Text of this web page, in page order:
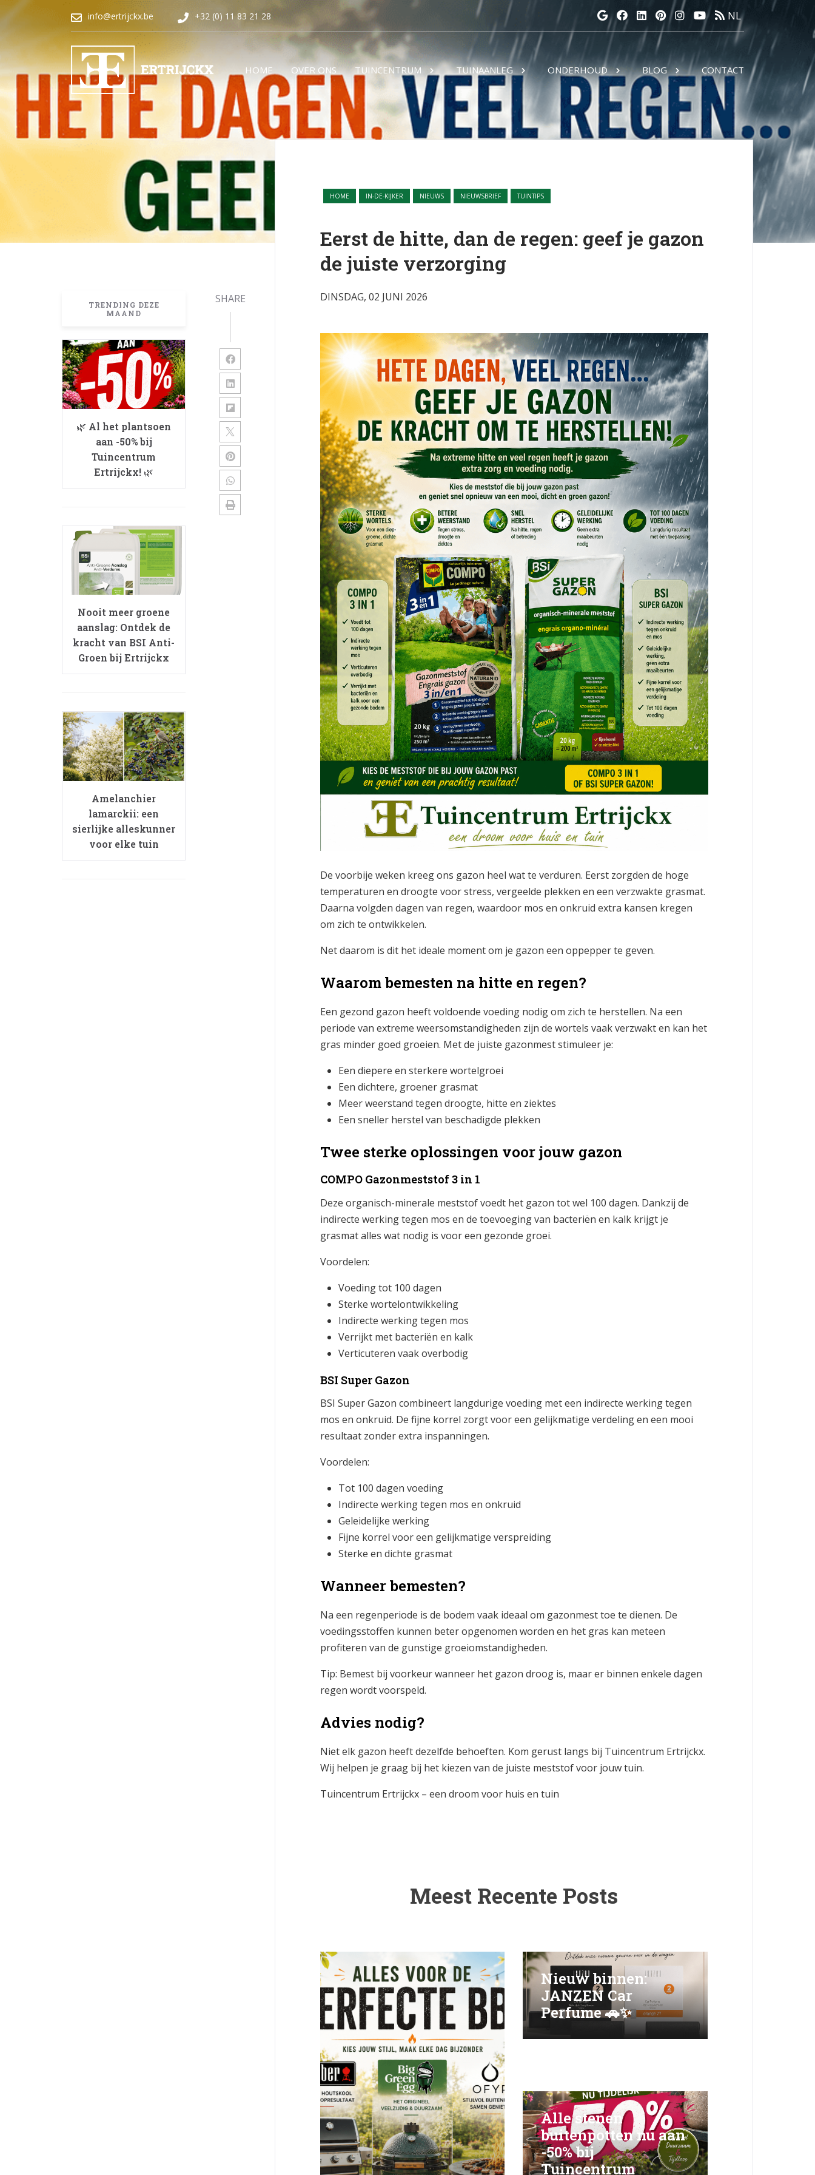
info@ertrijckx.be +32 (0) 11 83 21 28 NL
HOME OVER ONS TUINCENTRUM TUINAANLEG ONDERHOUD BLOG CONTACT
SHARE
HOME IN-DE-KIJKER NIEUWS NIEUWSBRIEF TUINTIPS
Eerst de hitte, dan de regen: geef je gazon
de juiste verzorging
DINSDAG, 02 JUNI 2026
De voorbije weken kreeg ons gazon heel wat te verduren. Eerst zorgden de hoge
temperaturen en droogte voor stress, vergeelde plekken en een verzwakte grasmat.
Daarna volgden dagen van regen, waardoor mos en onkruid extra kansen kregen
om zich te ontwikkelen.
Net daarom is dit het ideale moment om je gazon een oppepper te geven.
Waarom bemesten na hitte en regen?
Een gezond gazon heeft voldoende voeding nodig om zich te herstellen. Na een
periode van extreme weersomstandigheden zijn de wortels vaak verzwakt en kan het
gras minder goed groeien. Met de juiste gazonmest stimuleer je:
Een diepere en sterkere wortelgroei
Een dichtere, groener grasmat
Meer weerstand tegen droogte, hitte en ziektes
Een sneller herstel van beschadigde plekken
Twee sterke oplossingen voor jouw gazon
COMPO Gazonmeststof 3 in 1
Deze organisch-minerale meststof voedt het gazon tot wel 100 dagen. Dankzij de
indirecte werking tegen mos en de toevoeging van bacteriën en kalk krijgt je
grasmat alles wat nodig is voor een gezonde groei.
Voordelen:
Voeding tot 100 dagen
Sterke wortelontwikkeling
Indirecte werking tegen mos
Verrijkt met bacteriën en kalk
Verticuteren vaak overbodig
BSI Super Gazon
BSI Super Gazon combineert langdurige voeding met een indirecte werking tegen
mos en onkruid. De fijne korrel zorgt voor een gelijkmatige verdeling en een mooi
resultaat zonder extra inspanningen.
Voordelen:
Tot 100 dagen voeding
Indirecte werking tegen mos en onkruid
Geleidelijke werking
Fijne korrel voor een gelijkmatige verspreiding
Sterke en dichte grasmat
Wanneer bemesten?
Na een regenperiode is de bodem vaak ideaal om gazonmest toe te dienen. De
voedingsstoffen kunnen beter opgenomen worden en het gras kan meteen
profiteren van de gunstige groeiomstandigheden.
Tip: Bemest bij voorkeur wanneer het gazon droog is, maar er binnen enkele dagen
regen wordt voorspeld.
Advies nodig?
Niet elk gazon heeft dezelfde behoeften. Kom gerust langs bij Tuincentrum Ertrijckx.
Wij helpen je graag bij het kiezen van de juiste meststof voor jouw tuin.
Tuincentrum Ertrijckx – een droom voor huis en tuin
Meest Recente Posts
Nieuw binnen:
JANZEN Car
Perfume 🚗✨
Alle stenen
buitenpotten nu aan
-50% bij
Tuincentrum
TRENDING DEZE
MAAND
🌿 Al het plantsoen
aan -50% bij
Tuincentrum
Ertrijckx! 🌿
Nooit meer groene
aanslag: Ontdek de
kracht van BSI Anti-
Groen bij Ertrijckx
Amelanchier
lamarckii: een
sierlijke alleskunner
voor elke tuin